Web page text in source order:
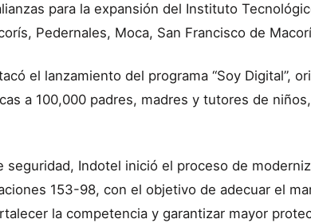
para la expansión del Instituto
Pedernales, Moca, San Francisco de
el lanzamiento del programa “Soy Digital”,
a 100,000 padres, madres y tutores de
seguridad, Indotel inició el proceso de
153-98, con el objetivo de adecuar el
la competencia y garantizar mayor